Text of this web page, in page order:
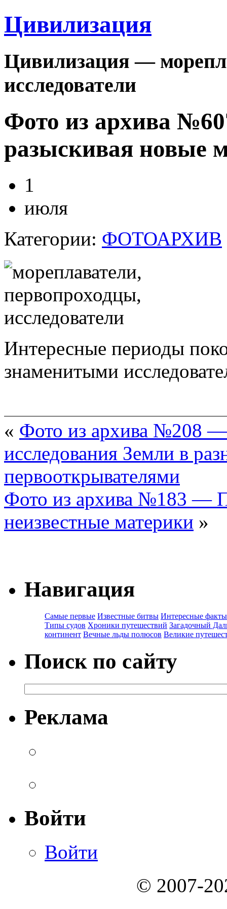
Цивилизация
Цивилизация —
исследователи
Фото из архива
разыскивая новые
1
июля
Категории: ФОТОАРХИВ
Интересные периоды
знаменитыми
« Фото из архива №208
исследования Земли в
первооткрывателями
Фото из архива №183 —
неизвестные материки »
Навигация
Самые первые Известные битвы Интересные факты
Типы судов Хроники путешествий Загадочный
континент Вечные льды полюсов Великие
Поиск по сайту
Реклама
Войти
Войти
© 2007-